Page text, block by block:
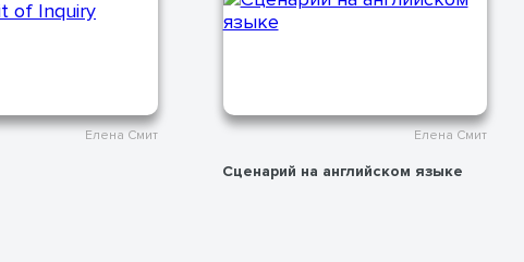
Елена Смит Елена Смит
Сценарий на английском языке